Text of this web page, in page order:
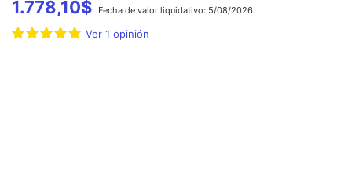
1.778,10$ Fecha de valor liquidativo: 5/08/2026
Ver 1 opinión